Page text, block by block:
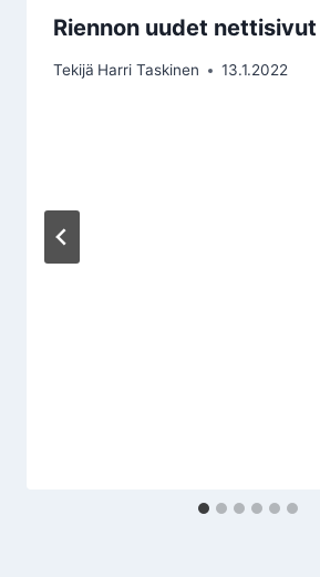
Riennon uudet nettisivut
Tekijä Harri Taskinen 13.1.2022